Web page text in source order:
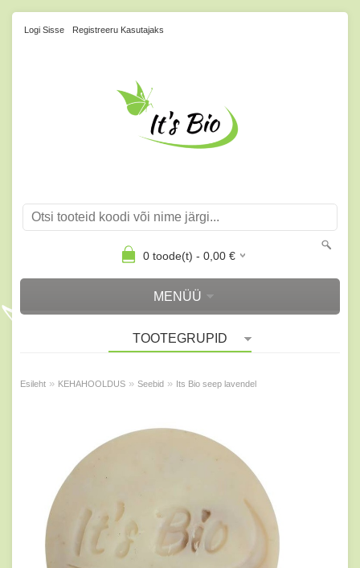
Logi Sisse Registreeru Kasutajaks
0toode(t) - 0,00€
MENÜÜ
TOOTEGRUPID
Esileht » KEHAHOOLDUS » Seebid » Its Bio seep lavendel